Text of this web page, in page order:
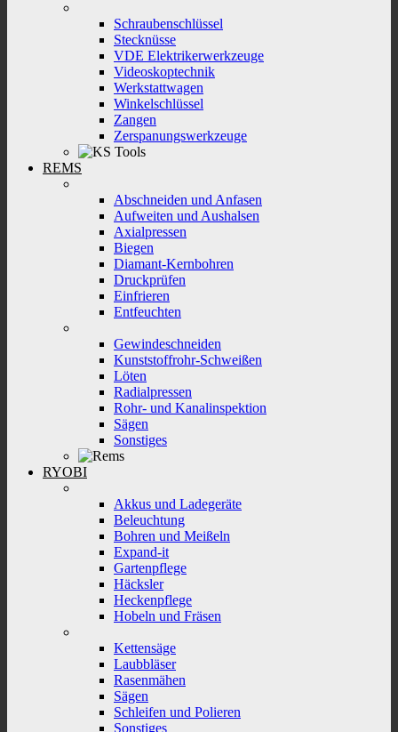
Schraubenschlüssel
Stecknüsse
VDE Elektrikerwerkzeuge
Videoskoptechnik
Werkstattwagen
Winkelschlüssel
Zangen
Zerspanungswerkzeuge
REMS
Abschneiden und Anfasen
Aufweiten und Aushalsen
Axialpressen
Biegen
Diamant-Kernbohren
Druckprüfen
Einfrieren
Entfeuchten
Gewindeschneiden
Kunststoffrohr-Schweißen
Löten
Radialpressen
Rohr- und Kanalinspektion
Sägen
Sonstiges
RYOBI
Akkus und Ladegeräte
Beleuchtung
Bohren und Meißeln
Expand-it
Gartenpflege
Häcksler
Heckenpflege
Hobeln und Fräsen
Kettensäge
Laubbläser
Rasenmähen
Sägen
Schleifen und Polieren
Sonstiges